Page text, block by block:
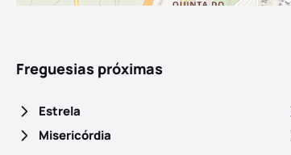
Freguesias próximas
Estrela
Misericórdia